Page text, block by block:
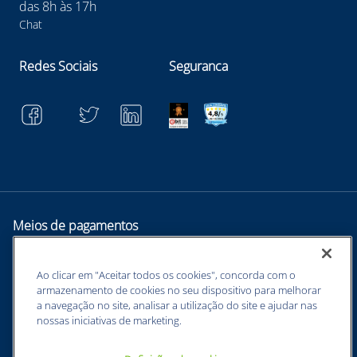
das 8h às 17h
Chat
Redes Sociais Seguranca
Meios de pagamentos
Ao clicar em "Aceitar todos os cookies", concorda com o
armazenamento de cookies no seu dispositivo para melhorar
a navegação no site, analisar a utilização do site e ajudar nas
nossas iniciativas de marketing.